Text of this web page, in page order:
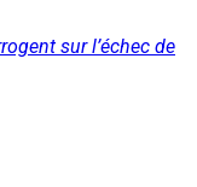
sur l’échec de